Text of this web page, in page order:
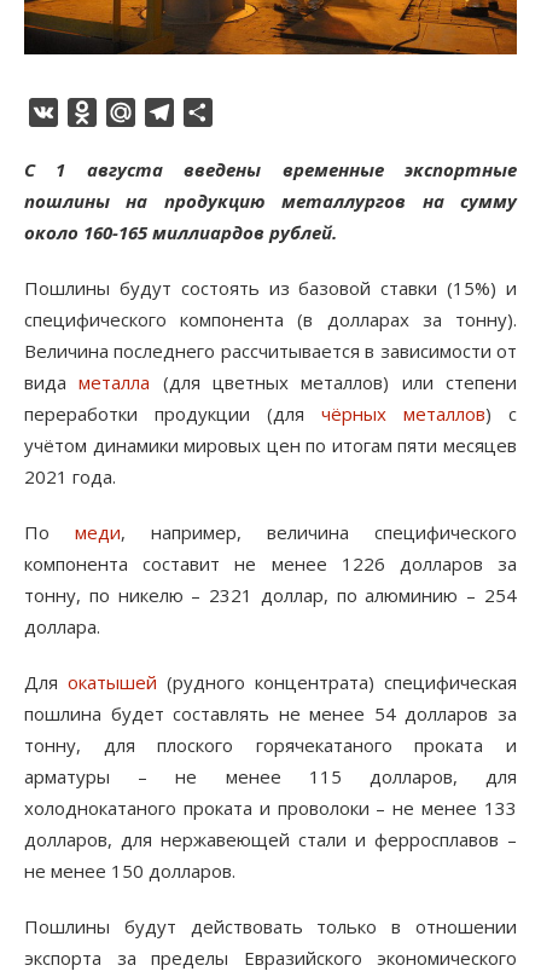
VK Odnoklassniki
Mail.RuTelegram
С 1 августа введены временные экспортные
пошлины на продукцию металлургов на сумму
около 160-165 миллиардов рублей.
Пошлины будут состоять из базовой ставки (15%) и
специфического компонента (в долларах за тонну).
Величина последнего рассчитывается в зависимости от
видаметалла (для цветных металлов) или степени
переработки продукции (для чёрных металлов) с
учётом динамики мировых цен по итогам пяти месяцев
2021 года.
По меди, например, величина специфического
компонента составит не менее 1226 долларов за
тонну, по никелю – 2321 доллар, по алюминию – 254
доллара.
Для окатышей (рудного концентрата) специфическая
пошлина будет составлять не менее 54 долларов за
тонну, для плоского горячекатаного проката и
арматуры – не менее 115 долларов, для
холоднокатаного проката и проволоки – не менее 133
долларов, для нержавеющей стали и ферросплавов –
не менее 150 долларов.
Пошлины будут действовать только в отношении
экспорта за пределы Евразийского экономического